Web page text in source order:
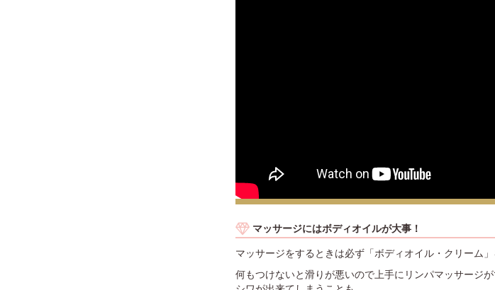
マッサージにはボディオイルが大事！
マッサージをするときは必ず「ボディオイル・クリーム
何もつけないと滑りが悪いので上手にリンパマッサージ